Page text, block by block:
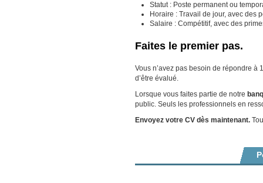
Statut : Poste permanent ou
Horaire : Travail de jour, avec des
Salaire : Compétitif, avec des
Faites le premier pas.
Vous n’avez pas besoin de répondre à
d’être évalué.
Lorsque vous faites partie de notre
public. Seuls les professionnels en
Envoyez votre CV dès maintenant.